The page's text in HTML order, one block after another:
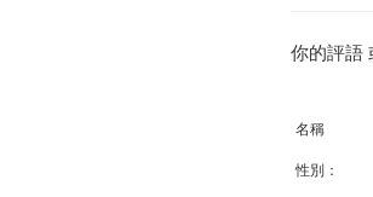
你的評語
名稱
性別：